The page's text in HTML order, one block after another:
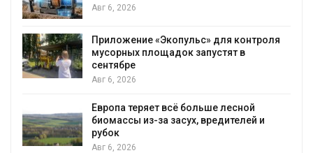
Авг 6, 2026
Приложение «Экопульс» для контроля
мусорных площадок запустят в
сентябре
Авг 6, 2026
Европа теряет всё больше лесной
биомассы из-за засух, вредителей и
рубок
Авг 6, 2026